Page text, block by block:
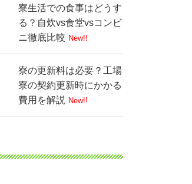
寮生活での食事はどうす
る？自炊vs食堂vsコンビ
ニ徹底比較 New!!
寮の更新料は必要？工場
寮の契約更新時にかかる
費用を解説 New!!